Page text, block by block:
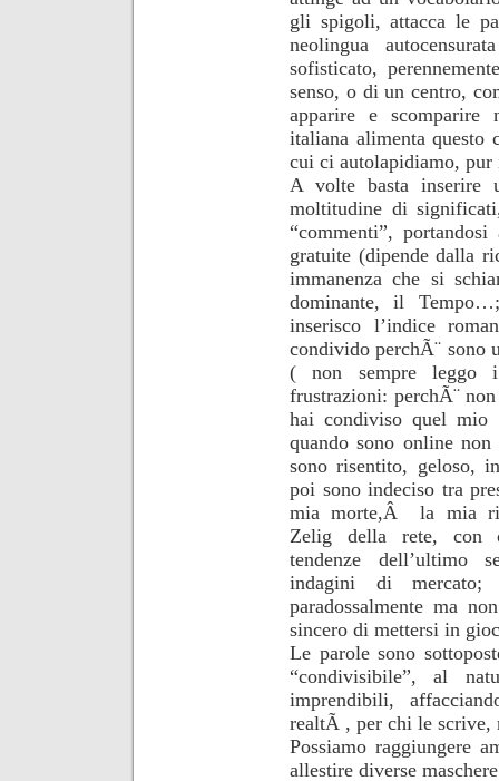
gli spigoli, attacca le
neolingua
sofisticato,
senso, o di un centro,
apparire e scomparire
italiana alimenta
cui ci autolapidiamo,
A volte basta inserire
moltitudine di
“commenti”,
gratuite (dipende dalla
immanenza che si
dominante, il
inserisco l’indice
condivido perchÃ¨ sono
( non sempre leggo
frustrazioni: perchÃ¨
hai condiviso quel mio
quando sono online
sono risentito, geloso,
poi sono indeciso tra
mia morte,Â la mia
Zelig della rete, con
tendenze dell’ultimo
indagini di
paradossalmente ma
sincero di mettersi in
Le parole sono
“condivisibile”, al
imprendibili,
realtÃ , per chi le
Possiamo raggiungere
allestire diverse